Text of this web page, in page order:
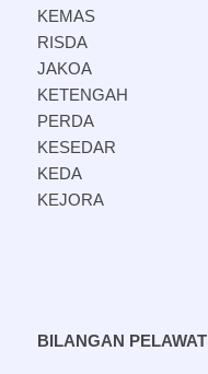
KEMAS
RISDA
JAKOA
KETENGAH
PERDA
KESEDAR
KEDA
KEJORA
BILANGAN PELAWAT